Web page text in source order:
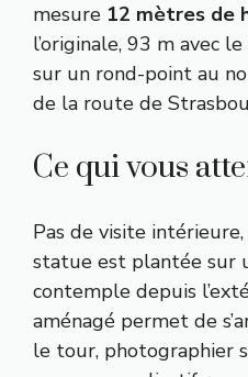
mesure 12 mètres de
l’originale, 93 m avec
sur un rond-point au
de la route de
Ce qui vous
Pas de visite
statue est plantée sur
contemple depuis
aménagé permet de
le tour, photographier